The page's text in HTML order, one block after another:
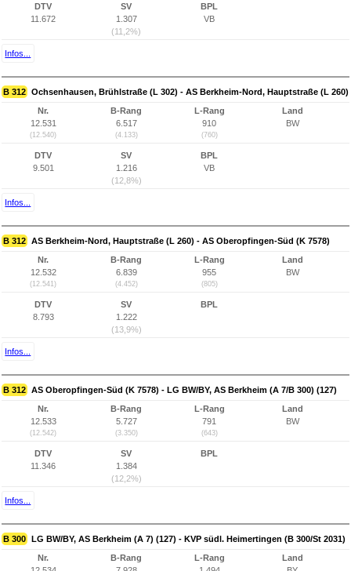
DTV
11.672
SV
1.307
(11,2%)
BPL
VB
Infos...
B 312 Ochsenhausen, Brühlstraße (L 302) - AS Berkheim-Nord, Hauptstraße (L 260)
Nr.
12.531
(12.540)
B-Rang
6.517
(4.133)
L-Rang
910
(760)
Land
BW
DTV
9.501
SV
1.216
(12,8%)
BPL
VB
Infos...
B 312 AS Berkheim-Nord, Hauptstraße (L 260) - AS Oberopfingen-Süd (K 7578)
Nr.
12.532
(12.541)
B-Rang
6.839
(4.452)
L-Rang
955
(805)
Land
BW
DTV
8.793
SV
1.222
(13,9%)
BPL
Infos...
B 312 AS Oberopfingen-Süd (K 7578) - LG BW/BY, AS Berkheim (A 7/B 300) (127)
Nr.
12.533
(12.542)
B-Rang
5.727
(3.350)
L-Rang
791
(643)
Land
BW
DTV
11.346
SV
1.384
(12,2%)
BPL
Infos...
B 300 LG BW/BY, AS Berkheim (A 7) (127) - KVP südl. Heimertingen (B 300/St 2031)
Nr.
B-Rang
L-Rang
Land